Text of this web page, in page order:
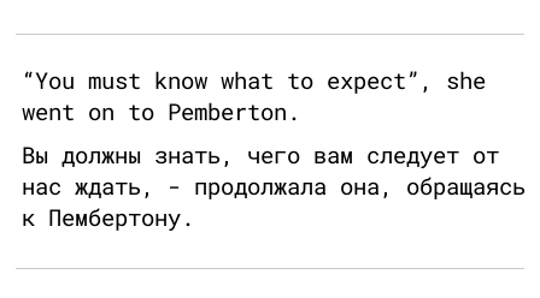
“You must know what to expect”, she
went on to Pemberton.
Вы должны знать, чего вам следует от
нас ждать, - продолжала она, обращаясь
к Пембертону.